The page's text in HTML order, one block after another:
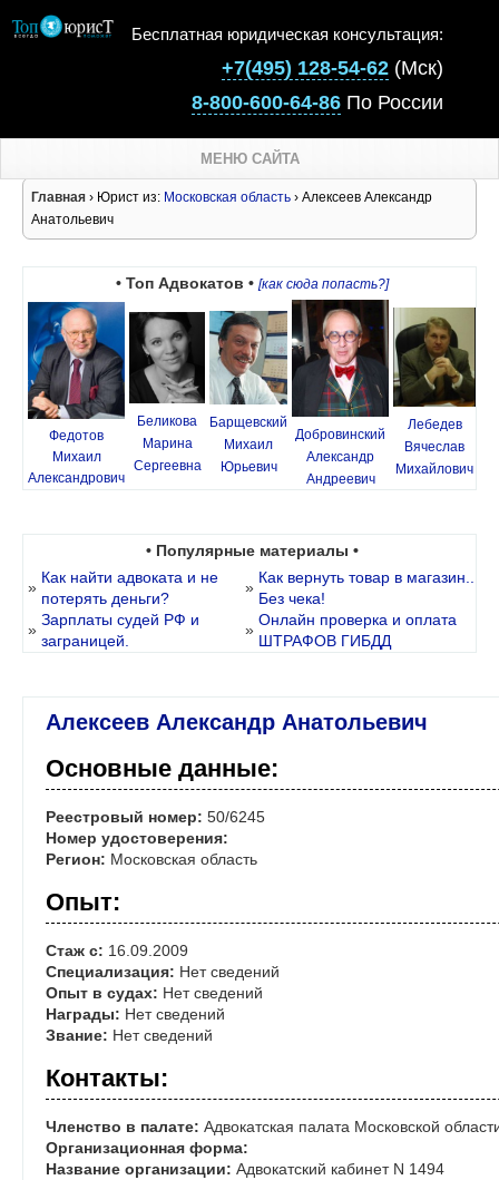
Бесплатная юридическая консультация:
+7(495) 128-54-62 (Мск)
8-800-600-64-86 По России
МЕНЮ САЙТА
Главная › Юрист из: Московская область › Алексеев Александр
Анатольевич
• Топ Адвокатов • [как сюда попасть?]
Федотов
Михаил
Александрович
Беликова
Марина
Сергеевна
Барщевский
Михаил
Юрьевич
Добровинский
Александр
Андреевич
Лебедев
Вячеслав
Михайлович
• Популярные материалы •
»
Как найти адвоката и не
потерять деньги?
»
Как вернуть товар в магазин..
Без чека!
»
Зарплаты судей РФ и
заграницей.
»
Онлайн проверка и оплата
ШТРАФОВ ГИБДД
Алексеев Александр Анатольевич
Основные данные:
Реестровый номер: 50/6245
Номер удостоверения:
Регион: Московская область
Опыт:
Стаж с: 16.09.2009
Специализация: Нет сведений
Опыт в судах: Нет сведений
Награды: Нет сведений
Звание: Нет сведений
Контакты:
Членство в палате: Адвокатская палата Московской
Организационная форма:
Название организации: Адвокатский кабинет N 1494